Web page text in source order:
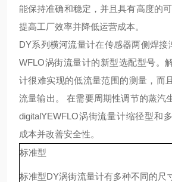
能保持准确和稳定，并且具有高度的
提高工厂效率并降低运营成本。
DY系列横河流量计在传感器两侧焊接
WFLO涡街流量计的新型选配型号。
计很难实现的低流量范围的测量，而
流量输出。 在需要周期性调节的蒸汽
digitalYEWFLO涡街流量计缩径型和
成本并改善安全性。
标准型
标准型DY涡街流量计有多种不同的尺